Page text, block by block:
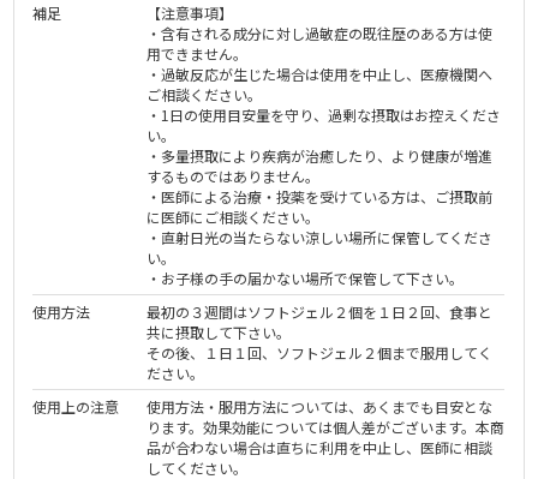
補足
【注意事項】
・含有される成分に対し過敏症の既往歴のある方は使
用できません。
・過敏反応が生じた場合は使用を中止し、医療機関へ
ご相談ください。
・1日の使用目安量を守り、過剰な摂取はお控えくださ
い。
・多量摂取により疾病が治癒したり、より健康が増進
するものではありません。
・医師による治療・投薬を受けている方は、ご摂取前
に医師にご相談ください。
・直射日光の当たらない涼しい場所に保管してくださ
い。
・お子様の手の届かない場所で保管して下さい。
使用方法
最初の３週間はソフトジェル２個を１日２回、食事と
共に摂取して下さい。
その後、１日１回、ソフトジェル２個まで服用してく
ださい。
使用上の注意
使用方法・服用方法については、あくまでも目安とな
ります。効果効能については個人差がございます。本商
品が合わない場合は直ちに利用を中止し、医師に相談
してください。